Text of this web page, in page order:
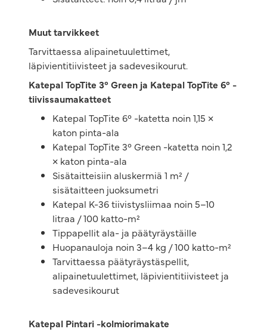
Muut tarvikkeet
Tarvittaessa alipainetuulettimet,
läpivientitiivisteet ja sadevesikourut.
Katepal TopTite 3° Green ja Katepal TopTite 6° -
tiivissaumakatteet
Katepal TopTite 6° -katetta noin 1,15 ×
katon pinta-ala
Katepal TopTite 3° Green -katetta noin 1,2
× katon pinta-ala
Sisätaitteisiin aluskermiä 1 m² /
sisätaitteen juoksumetri
Katepal K-36 tiivistysliimaa noin 5–10
litraa / 100 katto-m²
Tippapellit ala- ja päätyräystäille
Huopanauloja noin 3–4 kg / 100 katto-m²
Tarvittaessa päätyräystäspellit,
alipainetuulettimet, läpivientitiivisteet ja
sadevesikourut
Katepal Pintari -kolmiorimakate